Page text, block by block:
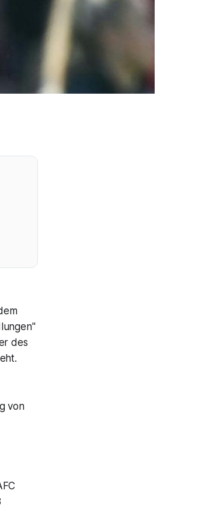
des
von